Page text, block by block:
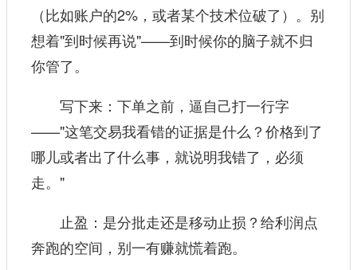
（比如账户的2%，或者某个技术位破了）。别
想着"到时候再说"——到时候你的脑子就不归
你管了。
写下来：下单之前，逼自己打一行字
——"这笔交易我看错的证据是什么？价格到了
哪儿或者出了什么事，就说明我错了，必须
走。"
止盈：是分批走还是移动止损？给利润点
奔跑的空间，别一有赚就慌着跑。